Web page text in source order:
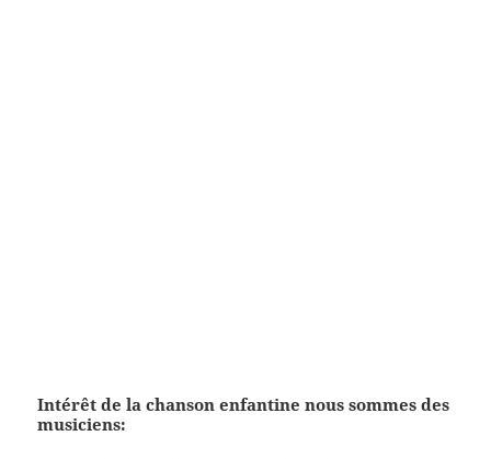
Intérêt de la chanson enfantine nous sommes des
musiciens: